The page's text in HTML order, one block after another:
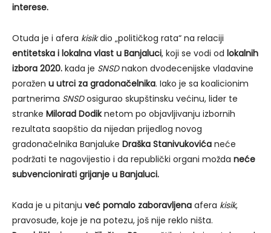
interese.
Otuda je i afera kisikdio „političkog rata“ na relaciji
entitetska i lokalna vlast u Banjaluci, koji se vodi od lokalnih
izbora 2020. kada je SNSDnakon dvodecenijske vladavine
poražen u utrci za gradonačelnika. Iako je sa koalicionim
partnerima SNSDosigurao skupštinsku većinu, lider te
stranke Milorad Dodiknetom po objavljivanju izbornih
rezultata saopštio da nijedan prijedlog novog
gradonačelnika Banjaluke Draška Stanivukovića neće
podržati te nagovijestio i da republički organi možda neće
subvencionirati grijanje u Banjaluci.
Kada je u pitanju već pomalo zaboravljena afera kisik,
pravosuđe, koje je na potezu, još nije reklo ništa.